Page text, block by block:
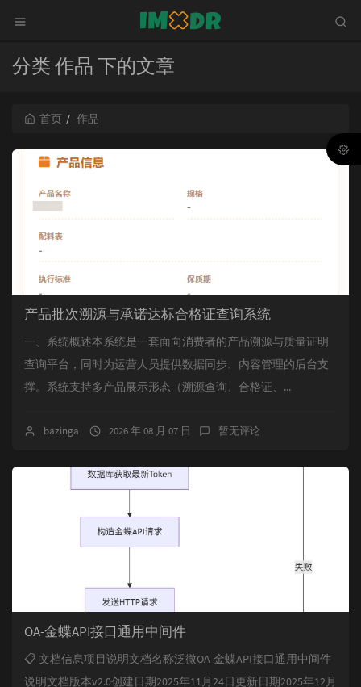
分类 作品 下的文章
首页 作品
产品批次溯源与承诺达标合格证查询系统
一、系统概述本系统是一套面向消费者的产品溯源与质量证明
查询平台，同时为运营人员提供数据同步、内容管理的后台支
撑。系统支持多产品展示形态（溯源查询、合格证、...
bazinga 2026 年 08 月 07 日 暂无评论
OA-金蝶API接口通用中间件
📋 文档信息项目说明文档名称泛微OA-金蝶API接口通用中间件
说明文档版本v2.0创建日期2025年11月24日更新日期2025年12月